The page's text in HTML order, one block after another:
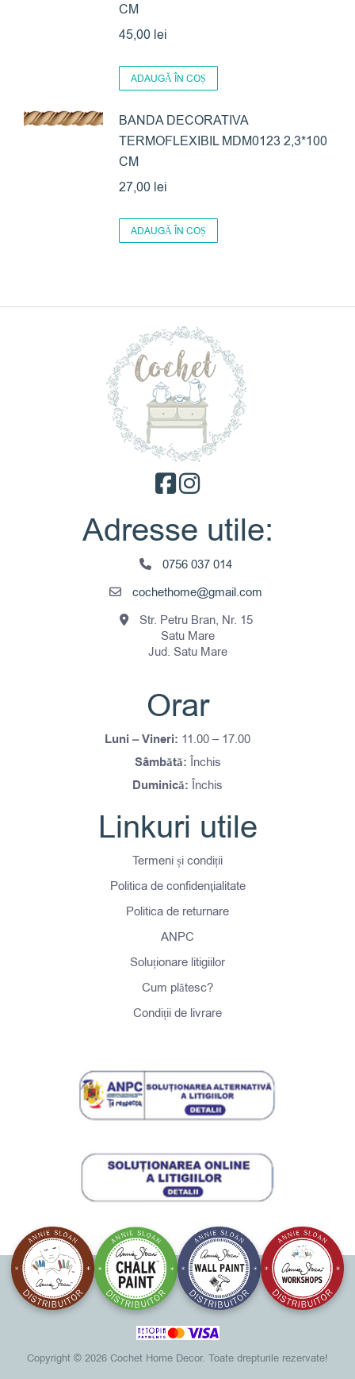
CM
45,00 lei
ADAUGĂ ÎN COȘ
BANDA DECORATIVA
TERMOFLEXIBIL MDM0123 2,3*100
CM
27,00 lei
ADAUGĂ ÎN COȘ
Adresse utile:
0756 037 014
cochethome@gmail.com
Str. Petru Bran, Nr. 15
Satu Mare
Jud. Satu Mare
Orar
Luni – Vineri: 11.00 – 17.00
Sâmbătă: Închis
Duminică: Închis
Linkuri utile
Termeni și condiții
Politica de confidenţialitate
Politica de returnare
ANPC
Soluționare litigiilor
Cum plătesc?
Condiții de livrare
Copyright © 2026 Cochet Home Decor. Toate drepturile rezervate!